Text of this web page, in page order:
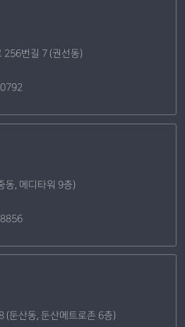
256번길 7 (권선동)
동, 메디타워 9층)
(둔산동, 둔산메트로존 6층)